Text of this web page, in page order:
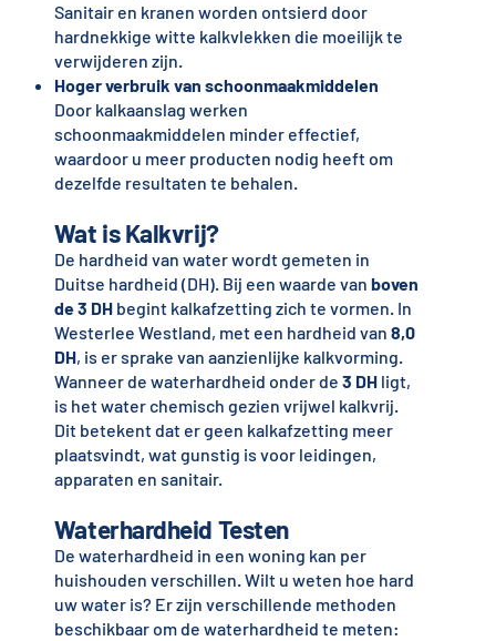
Sanitair en kranen worden ontsierd door
hardnekkige witte kalkvlekken die moeilijk te
verwijderen zijn.
Hoger verbruik van schoonmaakmiddelen
Door kalkaanslag werken
schoonmaakmiddelen minder effectief,
waardoor u meer producten nodig heeft om
dezelfde resultaten te behalen.
Wat is Kalkvrij?
De hardheid van water wordt gemeten in
Duitse hardheid (DH). Bij een waarde van boven
de 3 DHbegint kalkafzetting zich te vormen. In
Westerlee Westland, met een hardheid van 8,0
DH, is er sprake van aanzienlijke kalkvorming.
Wanneer de waterhardheid onder de 3 DHligt,
is het water chemisch gezien vrijwel kalkvrij.
Dit betekent dat er geen kalkafzetting meer
plaatsvindt, wat gunstig is voor leidingen,
apparaten en sanitair.
Waterhardheid Testen
De waterhardheid in een woning kan per
huishouden verschillen. Wilt u weten hoe hard
uw water is? Er zijn verschillende methoden
beschikbaar om de waterhardheid te meten: